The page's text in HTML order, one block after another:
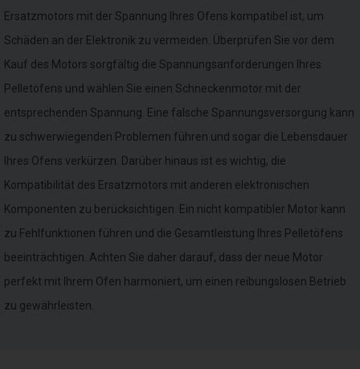
Ersatzmotors mit der Spannung Ihres Ofens kompatibel ist, um
Schäden an der Elektronik zu vermeiden. Überprüfen Sie vor dem
Kauf des Motors sorgfältig die Spannungsanforderungen Ihres
Pelletöfens und wählen Sie einen Schneckenmotor mit der
entsprechenden Spannung. Eine falsche Spannungsversorgung kann
zu schwerwiegenden Problemen führen und sogar die Lebensdauer
Ihres Ofens verkürzen. Darüber hinaus ist es wichtig, die
Kompatibilität des Ersatzmotors mit anderen elektronischen
Komponenten zu berücksichtigen. Ein nicht kompatibler Motor kann
zu Fehlfunktionen führen und die Gesamtleistung Ihres Pelletöfens
beeinträchtigen. Achten Sie daher darauf, dass der neue Motor
perfekt mit Ihrem Ofen harmoniert, um einen reibungslosen Betrieb
zu gewährleisten.